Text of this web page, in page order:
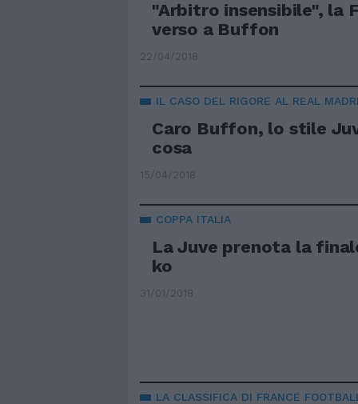
"Arbitro insensibile", la
verso a Buffon
22/04/2018
IL CASO DEL RIGORE AL REAL
Caro Buffon, lo stile
cosa
15/04/2018
COPPA ITALIA
La Juve prenota la
ko
31/01/2018
LA CLASSIFICA DI FRANCE FOOTBALL